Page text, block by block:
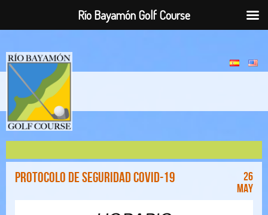
Protocolo de Seguridad COVID-19
26
May
Río Bayamón Golf Course